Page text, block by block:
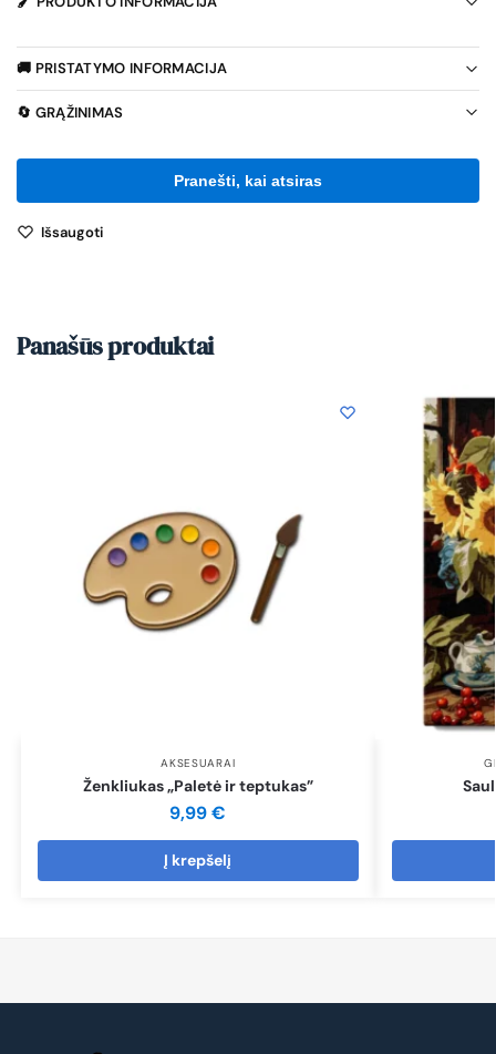
🚚 PRISTATYMO INFORMACIJA
🔄 GRĄŽINIMAS
Išsaugoti
Panašūs produktai
AKSESUARAI
Ženkliukas „Paletė ir teptukas”
9,99€
Į krepšelį